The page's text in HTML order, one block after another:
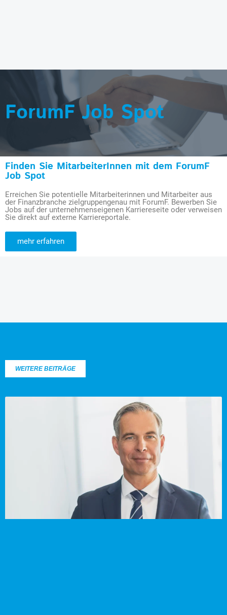
ForumF Job Spot
Finden Sie MitarbeiterInnen mit dem ForumF
Job Spot
Erreichen Sie potentielle Mitarbeiterinnen und Mitarbeiter aus
der Finanzbranche zielgruppengenau mit ForumF. Bewerben Sie
Jobs auf der unternehmenseigenen Karriereseite oder verweisen
Sie direkt auf externe Karriereportale.
mehr erfahren
WEITERE BEITRÄGE